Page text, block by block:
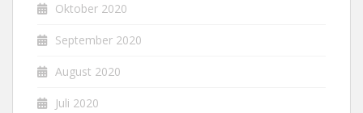
Oktober 2020
September 2020
August 2020
Juli 2020